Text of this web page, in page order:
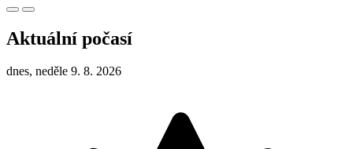
Aktuální počasí
dnes, neděle 9. 8. 2026